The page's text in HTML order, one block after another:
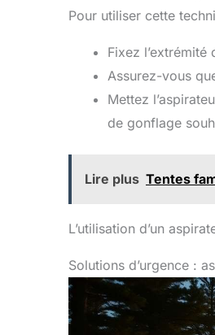
Pour utiliser cette
Fixez l’extrémité
Assurez-vous
Mettez
de gonflage
Lire plus Tentes
L’utilisation d’un
Solutions d’urgence :